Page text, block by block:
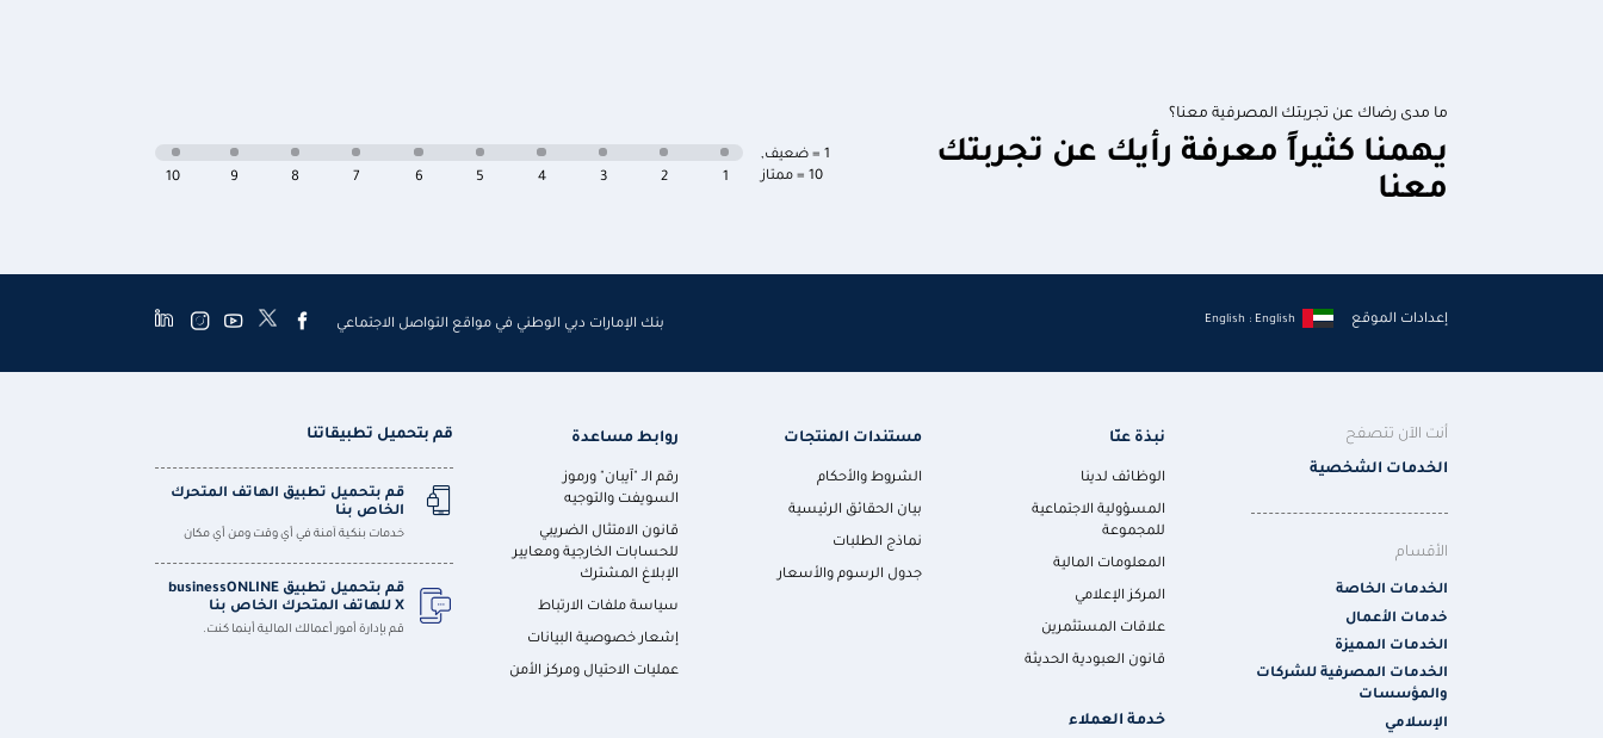
ما مدى رضاك عن تجربتك المصرفية معنا؟
يهمنا كثيراً معرفة رأيك عن تجربتك
معنا
1 = ضعيف
,
10 = ممتاز
10 9 8 7 6 5 4 3 2 1
إعدادات الموقع English : English بنك الإمارات دبي الوطني في مواقع التواصل الاجتماعي
أنت الآن تتصفح
الخدمات الشخصية
الأقسام
الخدمات الخاصة
خدمات الأعمال
الخدمات المميزة
الخدمات المصرفية للشركات
والمؤسسات
الإسلامي
نبذة عنّا
الوظائف لدينا
المسؤولية الاجتماعية
للمجموعة
المعلومات المالية
المركز الإعلامي
علاقات المستثمرين
قانون العبودية الحديثة
مستندات المنتجات
الشروط والأحكام
بيان الحقائق الرئيسية
نماذج الطلبات
جدول الرسوم والأسعار
روابط مساعدة
رقم الـ "آيبان" ورموز
السويفت والتوجيه
قانون الامتثال الضريبي
للحسابات الخارجية ومعايير
الإبلاغ المشترك
سياسة ملفات الارتباط
إشعار خصوصية البيانات
عمليات الاحتيال ومركز الأمن
خدمة العملاء
قم بتحميل تطبيقاتنا
قم بتحميل تطبيق الهاتف المتحرك
الخاص بنا
خدمات بنكية آمنة في أي وقت ومن أي مكان
قم بتحميل تطبيق businessONLINE
X للهاتف المتحرك الخاص بنا
قم بإدارة أمور أعمالك المالية أينما كنت.